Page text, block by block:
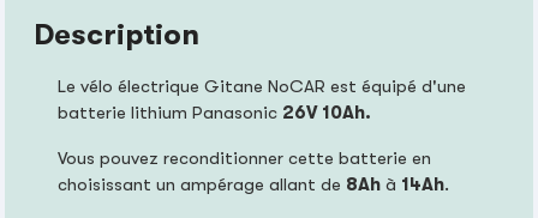
Description
Le vélo électrique Gitane NoCAR est équipé d'une
batterie lithium Panasonic 26V 10Ah.
Vous pouvez reconditionner cette batterie en
choisissant un ampérage allant de 8Ah à 14Ah.